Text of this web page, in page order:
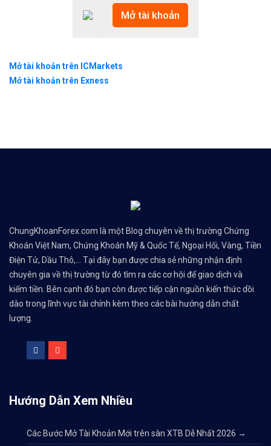
Mở tài khoản
Mở tài khoản trên ICMarkets
Mở tài khoản trên Exness
ChungKhoanForex.com là một Blog chuyên về thị trường Chứng
Khoán Việt Nam, Chứng Khoán Mỹ & Quốc Tế, Ngoại Hối, Vàng, Tiền
Điện Tử, Dầu Thô,... Tại đây bạn được chia sẻ những nhận định
chuyên gia về thị trường từ đó tìm ra các cơ hội để giao dịch và
kiếm tiền. Bên cạnh đó bạn còn được tiếp cận nguồn kiến thức dồi
dào trong lĩnh vực tài chính kèm theo các bài hướng dẫn chất
lượng.
Hướng Dẫn Xem Nhiều
Các Bước Mở Tài Khoản Mới trên sàn XTB Dễ Nhất 2026 →